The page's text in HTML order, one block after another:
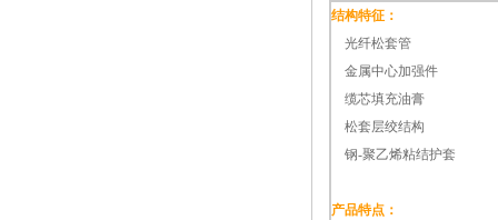
结构特征：
光纤松套管
金属中心加强件
缆芯填充油膏
松套层绞结构
钢-聚乙烯粘结护套
产品特点：